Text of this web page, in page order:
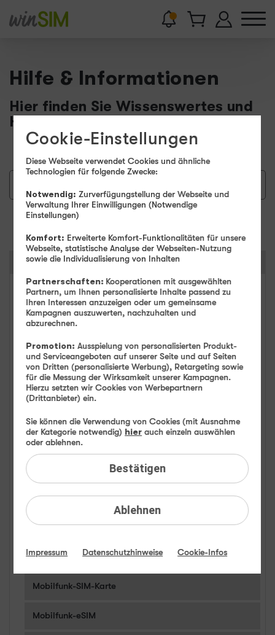
Hilfe & Informationen
Hier finden Sie Wissenswertes und
Hilfestellungen.
Kategorien
FAQ: Am häufigsten gesucht
Festnetz
Festnetz-Geräte
Kundendaten
BILDplus
Mobilfunk-Netz
Mobilfunk-Tarife
Mobilfunk-Rufnummer
Mobilfunk-SIM-Karte
Mobilfunk-eSIM
Cookie-Einstellungen
Diese Webseite verwendet Cookies und ähnliche
Technologien für folgende Zwecke:
Notwendig: Zurverfügungstellung der Webseite und
Verwaltung Ihrer Einwilligungen (Notwendige
Einstellungen)
Komfort: Erweiterte Komfort-Funktionalitäten für unsere
Webseite, statistische Analyse der Webseiten-Nutzung
sowie die Individualisierung von Inhalten
Partnerschaften: Kooperationen mit ausgewählten
Partnern, um Ihnen personalisierte Inhalte passend zu
Ihren Interessen anzuzeigen oder um gemeinsame
Kampagnen auszuwerten, nachzuhalten und
abzurechnen.
Promotion: Ausspielung von personalisierten Produkt-
und Serviceangeboten auf unserer Seite und auf Seiten
von Dritten (personalisierte Werbung), Retargeting sowie
für die Messung der Wirksamkeit unserer Kampagnen.
Hierzu setzten wir Cookies von Werbepartnern
(Drittanbieter) ein.
Ablehnen
Sie können die Verwendung von Cookies (mit Ausnahme
der Kategorie notwendig) hier auch einzeln auswählen
oder ablehnen.
Bestätigen
Impressum Datenschutzhinweise Cookie-Infos